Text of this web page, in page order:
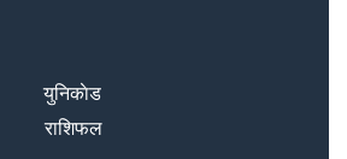
युनिकाेड
राशिफल